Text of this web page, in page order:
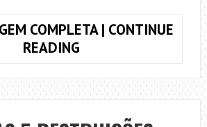
COMPLETA | CONTINUE
READINGBLUES
CAN
USE
–